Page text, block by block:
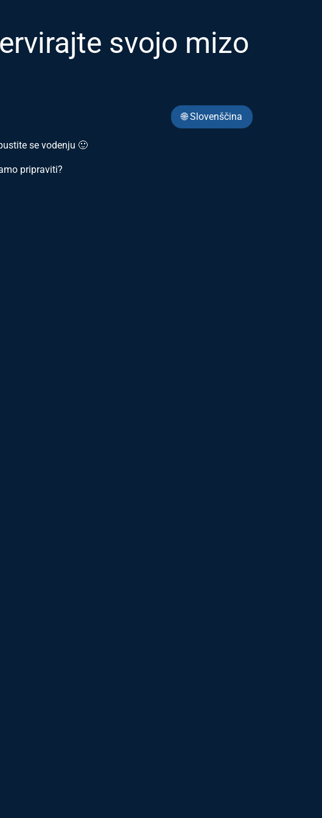
svojo mizo
🌐 Slovenščina
se vodenju 🙂
pripraviti?